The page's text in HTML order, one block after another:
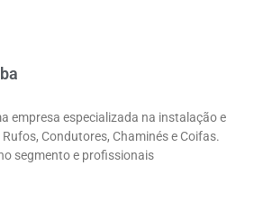
empresa especializada na instalação e
Condutores, Chaminés e Coifas.
segmento e profissionais